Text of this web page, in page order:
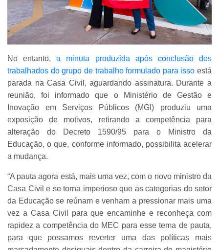
No entanto,a minuta produzida após conclusão dos
trabalhados do grupo de trabalho formulado para isso está
parada na Casa Civil, aguardando assinatura. Durante a
reunião, foi informado que o Ministério de Gestão e
Inovação em Serviços Públicos (MGI) produziu uma
exposição de motivos, retirando a competência para
alteração do Decreto 1590/95 para o Ministro da
Educação, o que, conforme informado, possibilita acelerar
a mudança.
“A pauta agora está, mais uma vez, com o novo ministro da
Casa Civil e se torna imperioso que as categorias do setor
da Educação se reúnam e venham a pressionar mais uma
vez a Casa Civil para que encaminhe e reconheça com
rapidez a competência do MEC para esse tema de pauta,
para que possamos reverter uma das políticas mais